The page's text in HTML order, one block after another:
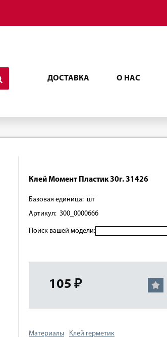
ДОСТАВКА О НАС
Клей Момент Пластик 30г. 31426
Базовая единица: шт
Артикул: 300_0000666
Поиск вашей модели:
105 ₽
Материалы Клей герметик